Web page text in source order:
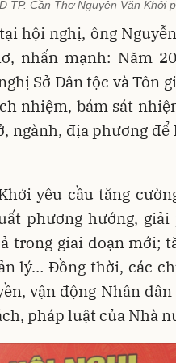
TP. Cần Thơ Nguyễn Văn Khởi
hội nghị, ông
nhấn mạnh: Năm
Sở Dân tộc và Tôn
nhiệm, bám sát
ngành, địa phương
yêu cầu tăng
phương hướng, giải
trong giai đoạn mới;
lý… Đồng thời, các
vận động Nhân
pháp luật của Nhà